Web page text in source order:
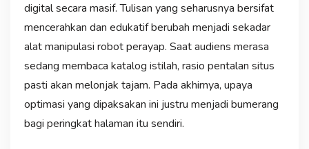
digital secara masif. Tulisan yang seharusnya bersifat
mencerahkan dan edukatif berubah menjadi sekadar
alat manipulasi robot perayap. Saat audiens merasa
sedang membaca katalog istilah, rasio pentalan situs
pasti akan melonjak tajam. Pada akhirnya, upaya
optimasi yang dipaksakan ini justru menjadi bumerang
bagi peringkat halaman itu sendiri.